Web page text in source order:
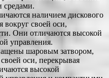
средами.
наличием дискового
вокруг своей оси,
Они отличаются высокой
управления.
шаровым затвором,
оси, перекрывая
высокой